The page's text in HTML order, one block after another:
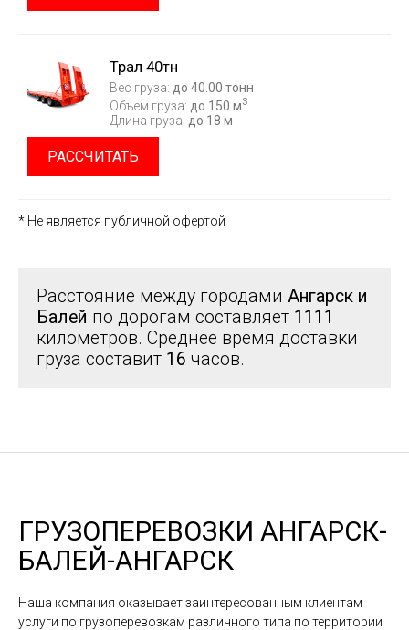
Трал 40тн
Вес груза: до 40.00 тонн
Объем груза: до 150 м3
Длина груза: до 18 м
РАССЧИТАТЬ
* Не является публичной офертой
Расстояние между городами Ангарск и
Балей по дорогам составляет 1111
километров. Среднее время доставки
груза составит 16 часов.
ГРУЗОПЕРЕВОЗКИ АНГАРСК-
БАЛЕЙ-АНГАРСК
Наша компания оказывает заинтересованным клиентам
услуги по грузоперевозкам различного типа по территории